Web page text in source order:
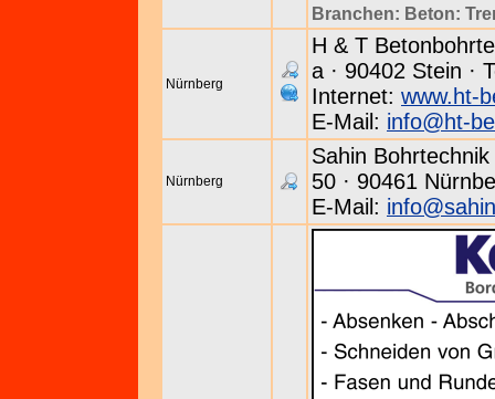
Branchen: Beton:
Nürnberg
H & T
a · 90402 Stein ·
Internet: www.ht-
E-Mail: info@ht-
Nürnberg
Sahin
50 · 90461
E-Mail: